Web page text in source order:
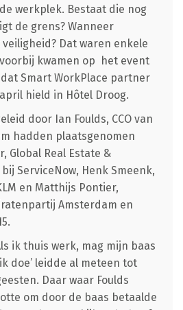
werkplek. Bestaat die nog
de grens? Wanneer
Dat waren enkele
kwamen op het event
dat Smart WorkPlace partner
hield in Hôtel Droog.
door Ian Foulds, CCO van
hadden plaatsgenomen
Global Real Estate &
ServiceNow, Henk Smeenk,
en Matthijs Pontier,
Amsterdam en
ik thuis werk, mag mijn baas
doe’ leidde al meteen tot
Daar waar Foulds
om door de baas betaalde